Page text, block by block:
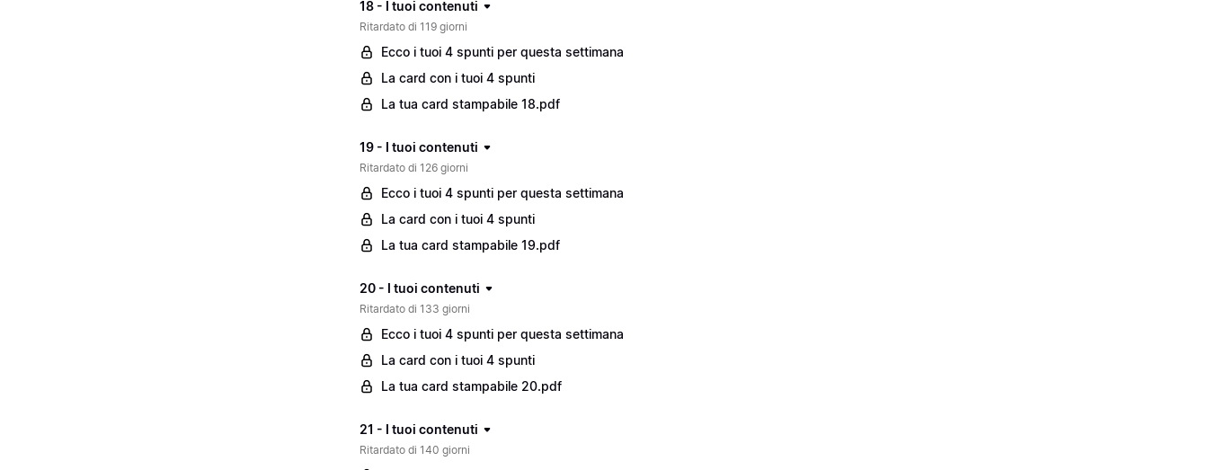
18 - I tuoi contenuti
Ritardato di 119 giorni
Ecco i tuoi 4 spunti per questa settimana
La card con i tuoi 4 spunti
La tua card stampabile 18.pdf
19 - I tuoi contenuti
Ritardato di 126 giorni
Ecco i tuoi 4 spunti per questa settimana
La card con i tuoi 4 spunti
La tua card stampabile 19.pdf
20 - I tuoi contenuti
Ritardato di 133 giorni
Ecco i tuoi 4 spunti per questa settimana
La card con i tuoi 4 spunti
La tua card stampabile 20.pdf
21 - I tuoi contenuti
Ritardato di 140 giorni